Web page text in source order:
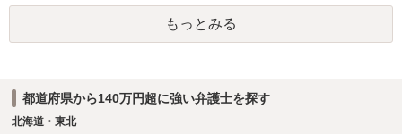
もっとみる
都道府県から140万円超に強い弁護士を探す
北海道・東北